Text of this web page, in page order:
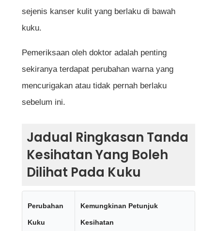
sejenis kanser kulit yang berlaku di bawah
kuku.
Pemeriksaan oleh doktor adalah penting
sekiranya terdapat perubahan warna yang
mencurigakan atau tidak pernah berlaku
sebelum ini.
Jadual Ringkasan Tanda
Kesihatan Yang Boleh
Dilihat Pada Kuku
Perubahan
Kuku
Kemungkinan Petunjuk
Kesihatan